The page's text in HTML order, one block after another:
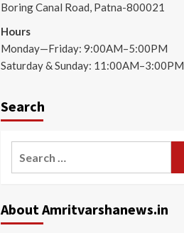
Boring Canal Road, Patna-800021
Hours
Monday—Friday: 9:00AM–5:00PM
Saturday & Sunday: 11:00AM–3:00PM
Search
About Amritvarshanews.in